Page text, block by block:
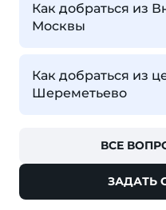
Как добраться из
Москвы
Как добраться из
Шереметьево
ВСЕ
ЗАДАТЬ